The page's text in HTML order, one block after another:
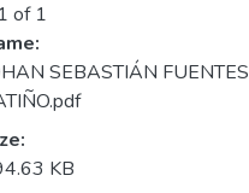
of 1
SEBASTIÁN FUENTES
KB